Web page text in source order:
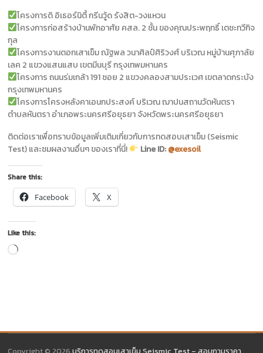
โครงการดิ อิเธอร์นิตี้ กรีนวู้ด รังสิต-วงแหวน
โครงการก่อสร้างบ้านพักอาศัย คสล. 2 ชั้น ของคุณประพฤทธิ์ เตชะทวีกิจ
กุล
โครงการงานตอกเสาเข็ม ณัฐพล วนาศิลป์ศิริวงศ์ บริเวณ หมู่บ้านศุภาลัย
เลค 2 แขวงแสนแสบ เขตมีนบุรี กรุงเทพมหานคร
โครงการ ถนนร่มเกล้า 191 ซอย 2 แขวงคลองสามประเวศ เขตลาดกระบัง
กรุงเทพมหานคร
โครงการโครงหลังคาเอนกประสงค์ บริเวณ ฌาปนสถานวัดหันตรา
ตำบลหันตรา อำเภอพระนครศรีอยุธยา จังหวัดพระนครศรีอยุธยา
ติดต่อเราเพื่อทราบข้อมูลเพิ่มเติมเกี่ยวกับการทดสอบเสาเข็ม (Seismic
Test) และชมผลงานอื่นๆ ของเราที่นี่!
Line ID:@exesoil
Share this:
Facebook
X
Like this:
Loading…